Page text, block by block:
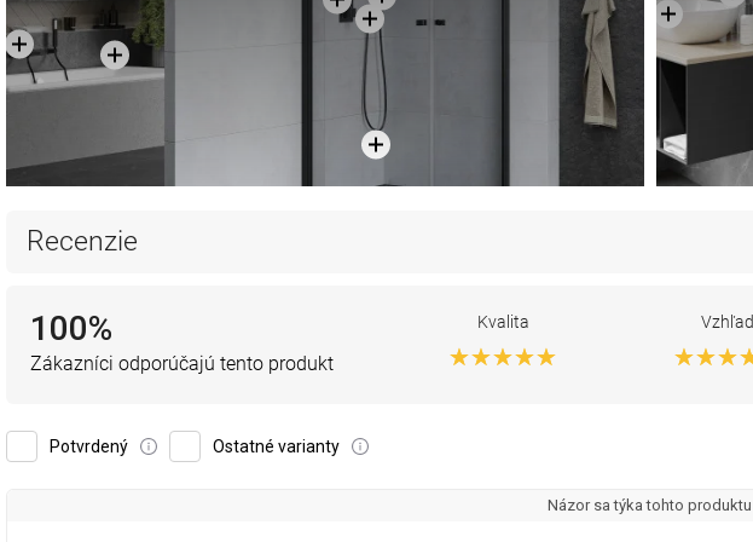
Recenzie
100%
Zákazníci odporúčajú tento produkt
Kvalita Vzhľad
Potvrdený Ostatné varianty
Názor sa týka tohto produktu